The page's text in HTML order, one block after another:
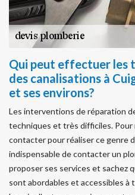
Qui peut effectuer les
des canalisations à
et ses environs?
Les interventions de réparation
techniques et très difficiles. Pour
contacter pour réaliser ce genre
indispensable de contacter un
proposer ses services et sachez
sont abordables et accessibles à